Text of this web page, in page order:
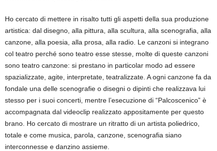
Ho cercato di mettere in risalto tutti gli aspetti della sua produzione
artistica: dal disegno, alla pittura, alla scultura, alla scenografia, alla
canzone, alla poesia, alla prosa, alla radio. Le canzoni si integrano
col teatro perché sono teatro esse stesse, molte di queste canzoni
sono teatro canzone: si prestano in particolar modo ad essere
spazializzate, agite, interpretate, teatralizzate. A ogni canzone fa da
fondale una delle scenografie o disegni o dipinti che realizzava lui
stesso per i suoi concerti, mentre l’esecuzione di “Palcoscenico” è
accompagnata dal videoclip realizzato appositamente per questo
brano. Ho cercato di mostrare un ritratto di un artista poliedrico,
totale e come musica, parola, canzone, scenografia siano
interconnesse e danzino assieme.